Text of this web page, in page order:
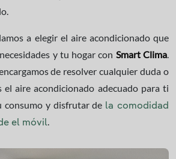
a elegir el aire acondicionado que
y tu hogar con Smart Clima
de resolver cualquier duda o
el aire acondicionado adecuado para ti
consumo y disfrutar de la comodidad
el móvil